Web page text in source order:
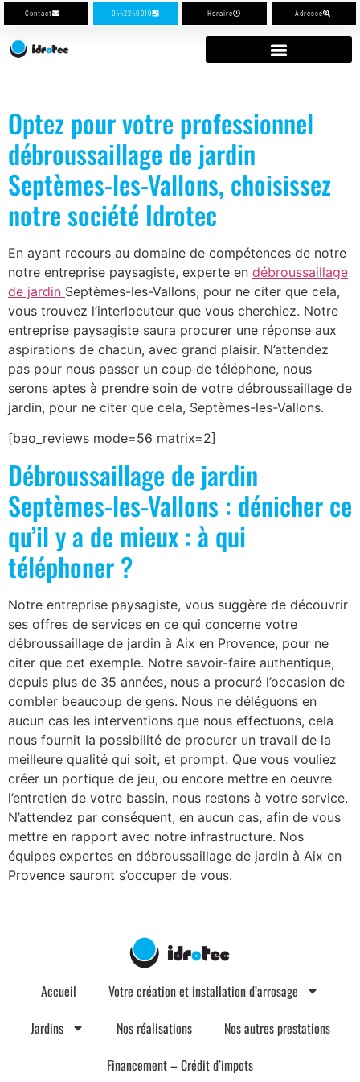
Contact 0442240919 Horaire Adresse
Optez pour votre professionnel
débroussaillage de jardin
Septèmes-les-Vallons, choisissez
notre société Idrotec
En ayant recours au domaine de compétences de notre
notre entreprise paysagiste, experte en débroussaillage
de jardin Septèmes-les-Vallons, pour ne citer que cela,
vous trouvez l’interlocuteur que vous cherchiez. Notre
entreprise paysagiste saura procurer une réponse aux
aspirations de chacun, avec grand plaisir. N’attendez
pas pour nous passer un coup de téléphone, nous
serons aptes à prendre soin de votre débroussaillage de
jardin, pour ne citer que cela, Septèmes-les-Vallons.
[bao_reviews mode=56 matrix=2]
Débroussaillage de jardin
Septèmes-les-Vallons : dénicher ce
qu’il y a de mieux : à qui
téléphoner ?
Notre entreprise paysagiste, vous suggère de découvrir
ses offres de services en ce qui concerne votre
débroussaillage de jardin à Aix en Provence, pour ne
citer que cet exemple. Notre savoir-faire authentique,
depuis plus de 35 années, nous a procuré l’occasion de
combler beaucoup de gens. Nous ne déléguons en
aucun cas les interventions que nous effectuons, cela
nous fournit la possibilité de procurer un travail de la
meilleure qualité qui soit, et prompt. Que vous vouliez
créer un portique de jeu, ou encore mettre en oeuvre
l’entretien de votre bassin, nous restons à votre service.
N’attendez par conséquent, en aucun cas, afin de vous
mettre en rapport avec notre infrastructure. Nos
équipes expertes en débroussaillage de jardin à Aix en
Provence sauront s’occuper de vous.
Accueil
Votre création et installation d’arrosage
Jardins
Nos réalisations
Nos autres prestations
Financement – Crédit d’impots